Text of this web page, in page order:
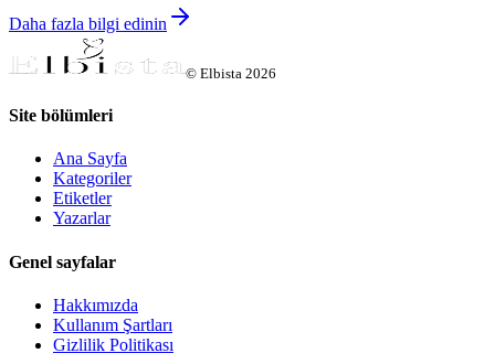
Daha fazla bilgi edinin
© Elbista 2026
Site bölümleri
Ana Sayfa
Kategoriler
Etiketler
Yazarlar
Genel sayfalar
Hakkımızda
Kullanım Şartları
Gizlilik Politikası